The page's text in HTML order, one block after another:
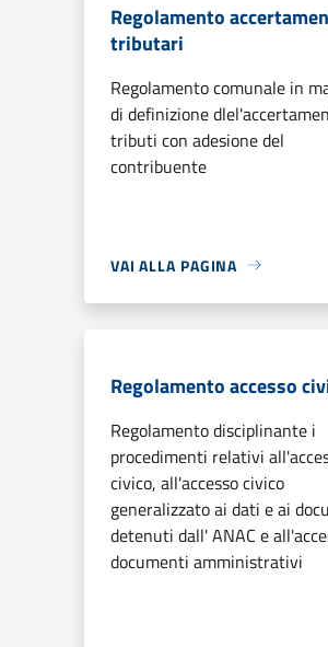
Regolamento
tributari
Regolamento comunale in
di definizione
tributi con adesione del
contribuente
VAI ALLA PAGINA
Regolamento accesso
Regolamento disciplinante i
procedimenti relativi
civico, all'accesso civico
generalizzato ai dati e ai
detenuti dall' ANAC e
documenti amministrativi